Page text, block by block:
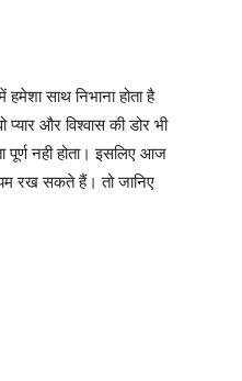
साथ निभाना होता है
और विश्वास की डोर भी
पूर्ण नही होता। इसलिए आज
रख सकते हैं। तो जानिए